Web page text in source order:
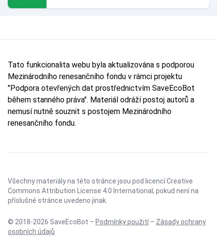
Tato funkcionalita webu byla aktualizována s podporou
Mezinárodního renesančního fondu v rámci projektu
"Podpora otevřených dat prostřednictvím SaveEcoBot
během stanného práva". Materiál odráží postoj autorů a
nemusí nutně souznit s postojem Mezinárodního
renesančního fondu.
Všechny materiály na této stránce jsou pod licencíCreative
Commons Attribution License 4.0 International , pokud není na
příslušné stránce uvedeno jinak.
© 2018-2026 SaveEcoBot – Podmínky použití– Zásady ochrany
osobních údajů